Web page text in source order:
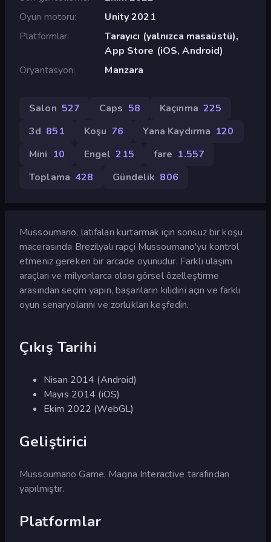
Oyun motoru
Unity 2021
Platformlar
Tarayıcı (yalnızca masaüstü),
App Store (iOS, Android)
Oryantasyon
Manzara
Salon 527 Caps 58 Kaçınma 225
3d 851 Koşu 76 Yana Kaydırma 120
Mini 10 Engel 215 fare 1.557
Toplama 428 Gündelik 806
Mussoumano, latifaları kurtarmak için sonsuz bir koşu
macerasında Brezilyalı rapçi Mussoumano'yu kontrol
etmeniz gereken bir arcade oyunudur. Farklı ulaşım
araçları ve milyonlarca olası görsel özelleştirme
arasından seçim yapın, başarıların kilidini açın ve farklı
oyun senaryolarını ve zorlukları keşfedin.
Çıkış Tarihi
Nisan 2014 (Android)
Mayıs 2014 (iOS)
Ekim 2022 (WebGL)
Geliştirici
Mussoumano Game, Maqna Interactive tarafından
yapılmıştır.
Platformlar